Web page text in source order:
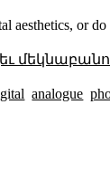
aesthetics, or
analogue